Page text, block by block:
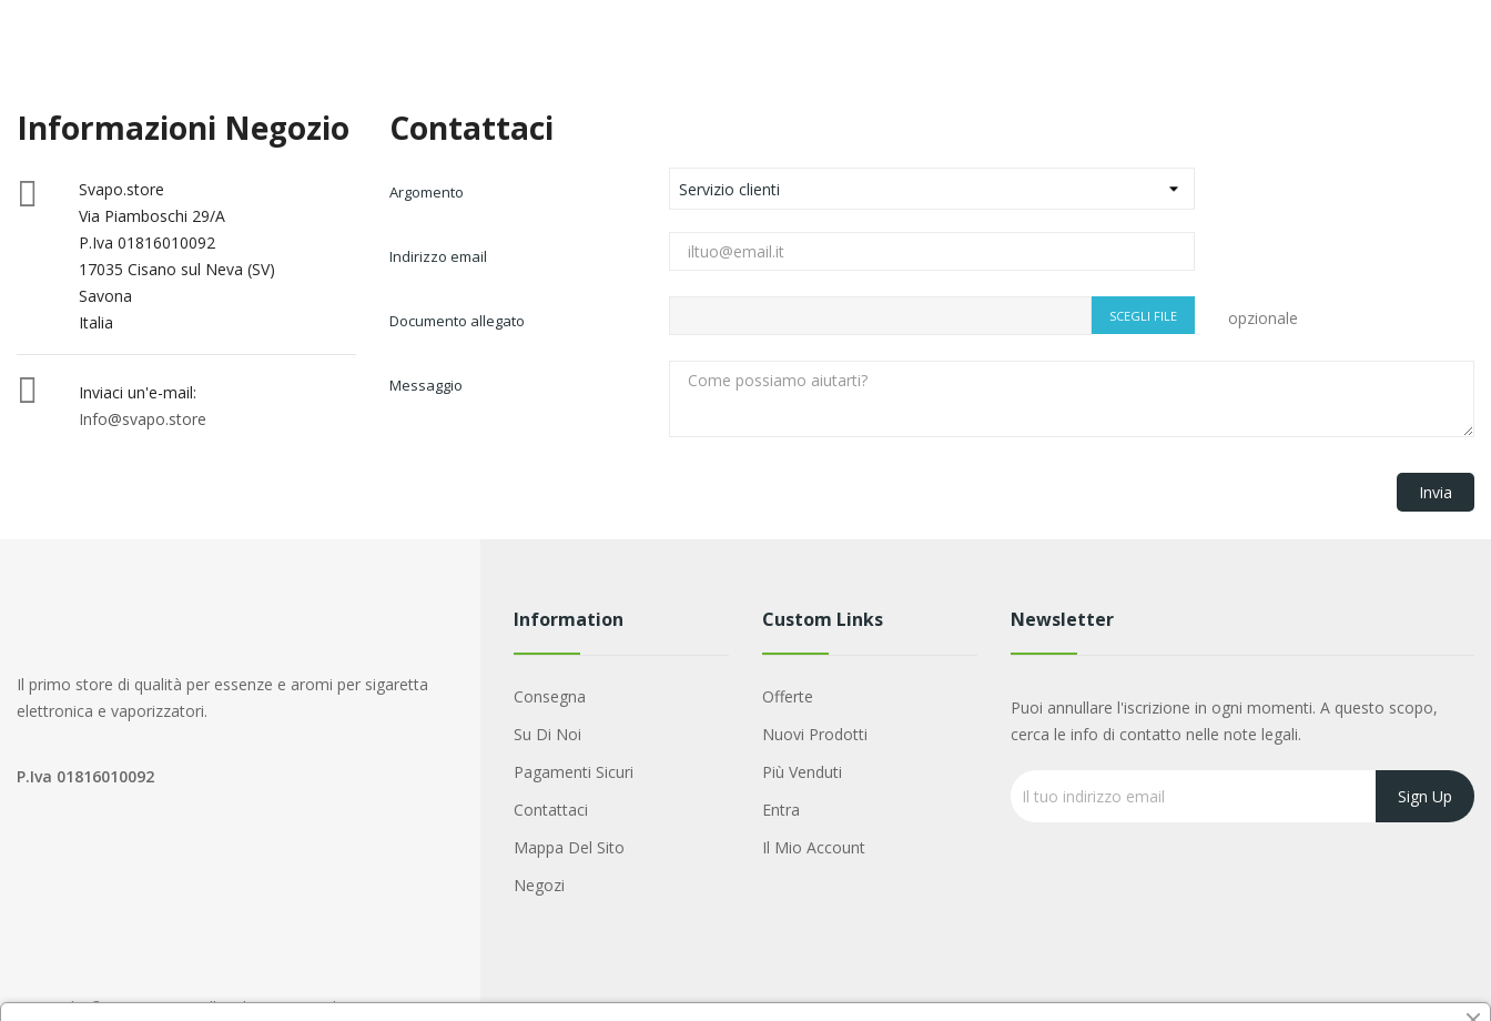
Informazioni Negozio

Svapo.store
Via Piamboschi 29/A
P.Iva 01816010092
17035 Cisano sul Neva (SV)
Savona
Italia

Inviaci un'e-mail:
Info@svapo.store
Contattaci
Argomento
Indirizzo email
Documento allegato SCEGLI FILE opzionale
Messaggio
Il primo store di qualità per essenze e aromi per sigaretta
elettronica e vaporizzatori.
P.Iva 01816010092
Information
Consegna
Su Di Noi
Pagamenti Sicuri
Contattaci
Mappa Del Sito
Negozi
Custom Links
Offerte
Nuovi Prodotti
Più Venduti
Entra
Il Mio Account
Newsletter
Puoi annullare l'iscrizione in ogni momenti. A questo scopo,
cerca le info di contatto nelle note legali.
Copyright ©svapo.store. All Rights Reserved